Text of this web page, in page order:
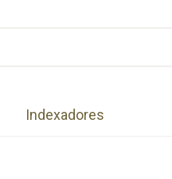
Indexadores